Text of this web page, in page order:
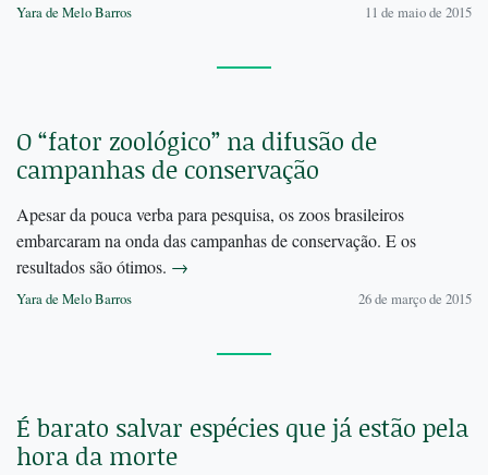
Yara de Melo Barros 11 de maio de 2015
O “fator zoológico” na difusão de
campanhas de conservação
Apesar da pouca verba para pesquisa, os zoos brasileiros
embarcaram na onda das campanhas de conservação. E os
resultados são ótimos. →
Yara de Melo Barros 26 de março de 2015
É barato salvar espécies que já estão pela
hora da morte